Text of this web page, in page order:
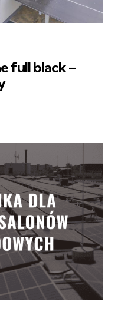
full black –